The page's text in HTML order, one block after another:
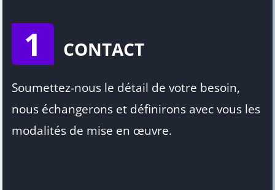
1 CONTACT
Soumettez-nous le détail de votre besoin,
nous échangerons et définirons avec vous les
modalités de mise en œuvre.